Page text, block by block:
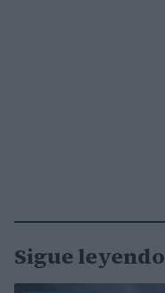
Sigue leyendo